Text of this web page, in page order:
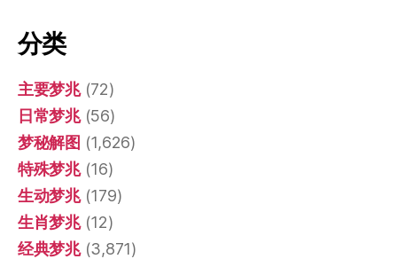
分类
主要梦兆(72)
日常梦兆(56)
梦秘解图 (1,626)
特殊梦兆(16)
生动梦兆(179)
生肖梦兆(12)
经典梦兆(3,871)